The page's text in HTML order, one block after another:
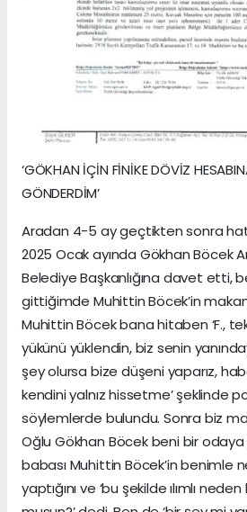
‘GÖKHAN İÇİN FİNİKE DÖVİZ
GÖNDERDİM’
Aradan 4-5 ay geçtikten sonra
2025 Ocak ayında Gökhan Böcek
Belediye Başkanlığına davet etti,
gittiğimde Muhittin Böcek’in
Muhittin Böcek bana hitaben ‘F.,
yükünü yüklendin, biz senin
şey olursa bize düşeni yaparız,
kendini yalnız hissetme’ şeklinde
söylemlerde bulundu. Sonra biz
Oğlu Gökhan Böcek beni bir
babası Muhittin Böcek’in benimle
yaptığını ve ‘bu şekilde ılımlı